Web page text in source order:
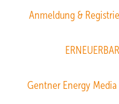
Anmeldung &
Gentner Energy Media